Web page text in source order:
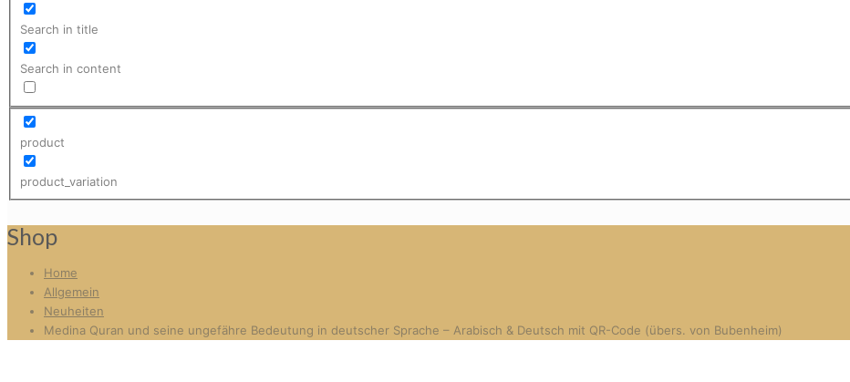
Search in title
Search in content
product
product_variation
Shop
Home
Allgemein
Neuheiten
Medina Quran und seine ungefähre Bedeutung in deutscher Sprache – Arabisch & Deutsch mit QR-Code (übers. von Bubenheim)